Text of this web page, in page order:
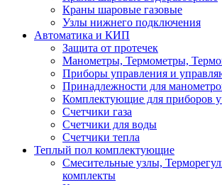
Краны шаровые газовые
Узлы нижнего подключения
Автоматика и КИП
Защита от протечек
Манометры, Термометры,
Приборы управления и
Принадлежности для
Комплектующие для приборов
Счетчики газа
Счетчики для воды
Счетчики тепла
Теплый пол комплектующие
Смесительные узлы,
комплекты